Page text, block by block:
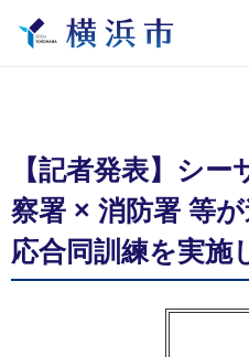
【記者発表】シ
察署 × 消防署 等
応合同訓練を実施